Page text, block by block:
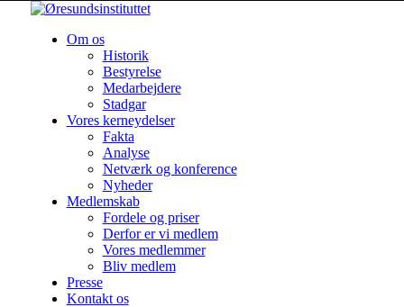
Om os
Historik
Bestyrelse
Medarbejdere
Stadgar
Vores kerneydelser
Fakta
Analyse
Netværk og konference
Nyheder
Medlemskab
Fordele og priser
Derfor er vi medlem
Vores medlemmer
Bliv medlem
Presse
Kontakt os